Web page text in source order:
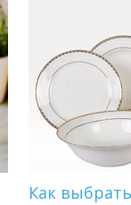
Как